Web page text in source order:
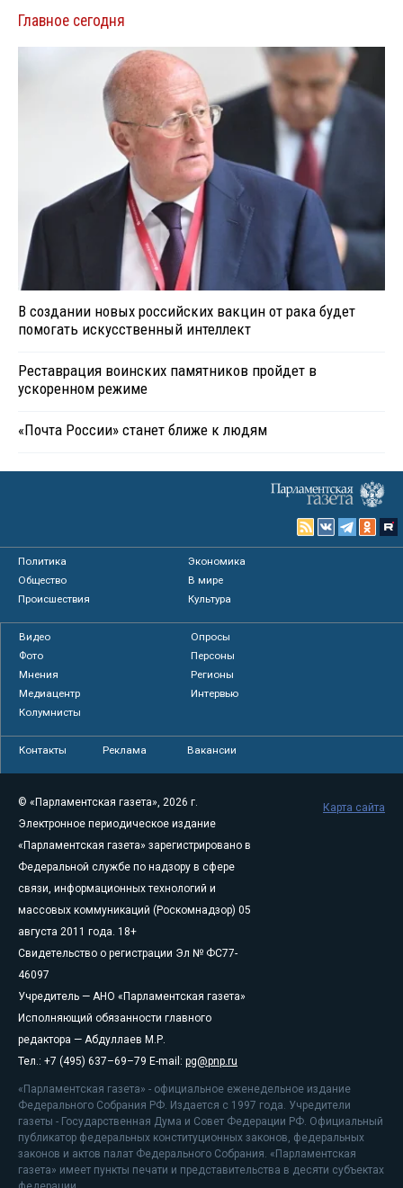
Главное сегодня
В создании новых российских вакцин от рака будет
помогать искусственный интеллект
Реставрация воинских памятников пройдет в
ускоренном режиме
«Почта России» станет ближе к людям
Политика
Экономика
Общество
В мире
Происшествия
Культура
Видео
Опросы
Фото
Персоны
Мнения
Регионы
Медиацентр
Интервью
Колумнисты
Контакты Реклама Вакансии
© «Парламентская газета», 2026 г.
Электронное периодическое издание
«Парламентская газета» зарегистрировано в
Федеральной службе по надзору в сфере
связи, информационных технологий и
массовых коммуникаций (Роскомнадзор) 05
августа 2011 года. 18+
Свидетельство о регистрации Эл № ФС77-
46097
Учредитель — АНО «Парламентская газета»
Исполняющий обязанности главного
редактора — Абдуллаев М.Р.
Тел.: +7 (495) 637–69–79 E-mail: pg@pnp.ru
«Парламентская газета» - официальное еженедельное издание
Федерального Собрания РФ. Издается с 1997 года. Учредители
газеты - Государственная Дума и Совет Федерации РФ. Официальный
публикатор федеральных конституционных законов, федеральных
законов и актов палат Федерального Собрания. «Парламентская
газета» имеет пункты печати и представительства в десяти субъектах
Карта сайта